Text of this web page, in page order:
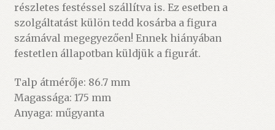
részletes festéssel szállítva is. Ez esetben a
szolgáltatást külön tedd kosárba a figura
számával megegyezően! Ennek hiányában
festetlen állapotban küldjük a figurát.
Talp átmérője: 86.7 mm
Magassága: 175 mm
Anyaga: műgyanta